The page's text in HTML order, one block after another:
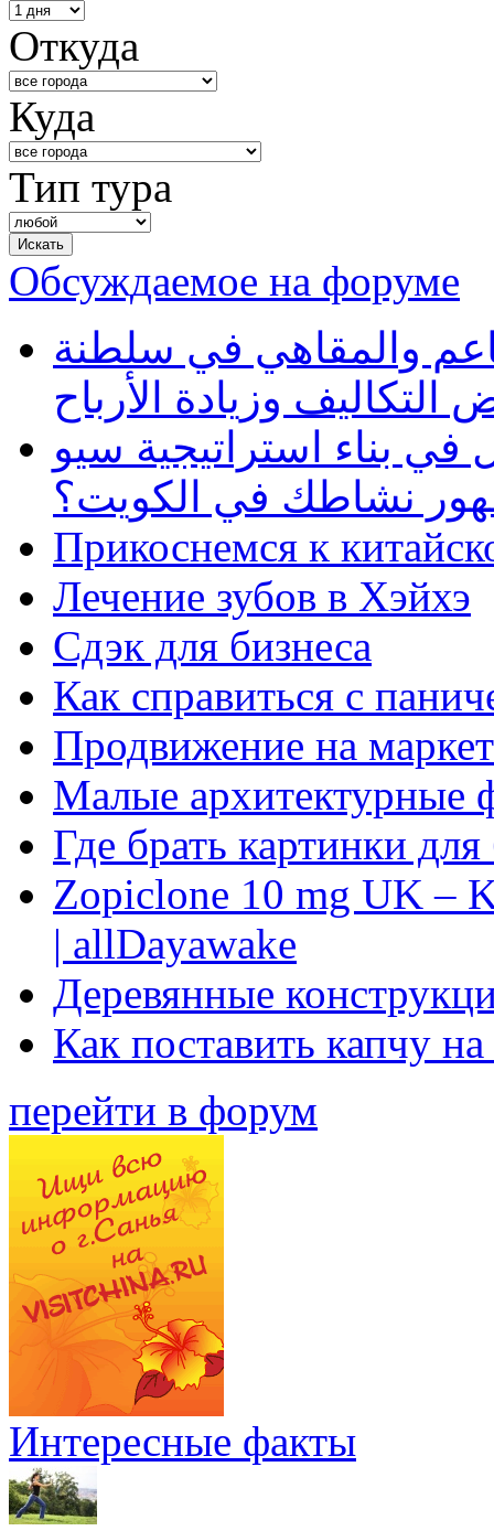
Откуда
Куда
Тип тура
Обсуждаемое на форуме
والمقاهي في سلطنة
وزيادة الأرباح
بناء استراتيجية سيو
نشاطك في الكويت؟
Прикоснемся к
Лечение зубов в Хэйхэ
Сдэк для бизнеса
Как справиться с
Продвижение на
Малые архитектурные
Где брать картинки
Zopiclone 10 mg UK –
| allDayawake
Деревянные
Как поставить капчу
перейти в форум
Интересные факты